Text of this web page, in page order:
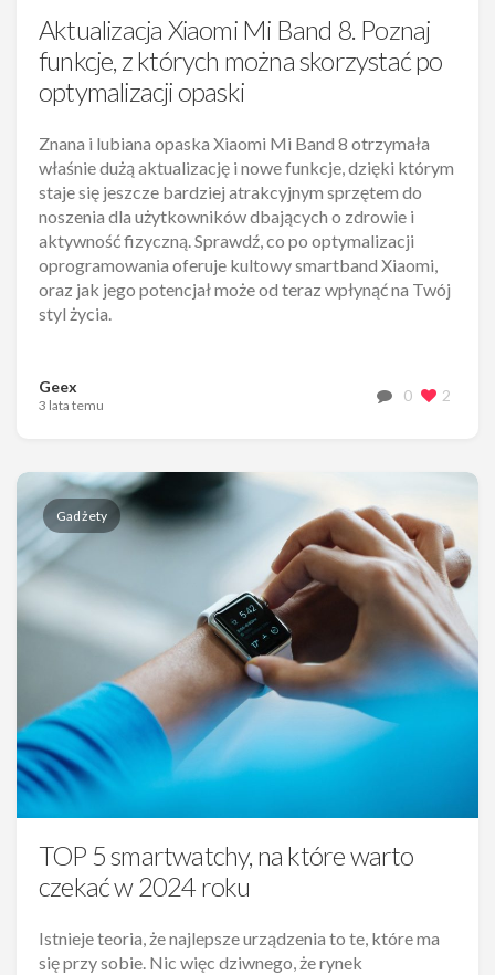
Aktualizacja Xiaomi Mi Band 8. Poznaj
funkcje, z których można skorzystać po
optymalizacji opaski
Znana i lubiana opaska Xiaomi Mi Band 8 otrzymała
właśnie dużą aktualizację i nowe funkcje, dzięki którym
staje się jeszcze bardziej atrakcyjnym sprzętem do
noszenia dla użytkowników dbających o zdrowie i
aktywność fizyczną. Sprawdź, co po optymalizacji
oprogramowania oferuje kultowy smartband Xiaomi,
oraz jak jego potencjał może od teraz wpłynąć na Twój
styl życia.
Geex
3 lata temu
0 2
Gadżety
TOP 5 smartwatchy, na które warto
czekać w 2024 roku
Istnieje teoria, że najlepsze urządzenia to te, które ma
się przy sobie. Nic więc dziwnego, że rynek